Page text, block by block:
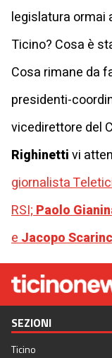
legislatura ormai
Ticino? Cosa è
Cosa rimane da
presidenti-
vicedirettore del
Righinettivi
giornalista
RSI;Paolo
eJacopo
SEZIONI
Ticino